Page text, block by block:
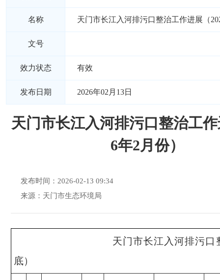
名称 天门市长江入河排污口整治工作进展（
文号
效力状态 有效
发布日期 2026年02月13日
天门市长江入河排污口整治工
6年2月份）
发布时间：2026-02-13 09:34
来源：天门市生态环境局
天门市长江入河排污口整治工
底）